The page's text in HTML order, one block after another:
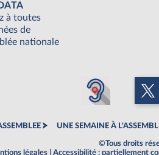
à toutes
de
nationale
UNE SEMAINE À
©Tous droits
légales
Accessibilité : partiellement